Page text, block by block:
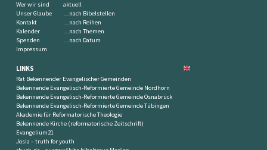
Wer wir sind
Unser Glaube
Kontakt
Kalender
Spenden
Impressum
aktuell
…nach Bibelstellen
…nach Reihen
…nach Themen
…nach Datum
LINKS
Rat Bekennender Evangelischer Gemeinden
Bekennende Evangelisch-Reformierte Gemeinde Nordhorn
Bekennende Evangelisch-Reformierte Gemeinde Osnabrück
Bekennende Evangelisch-Reformierte Gemeinde Tübingen
Akademie für Reformatorische Theologie
Bekennende Kirche (reformatorische Zeitschrift)
Evangelium21
Josia – truth for youth